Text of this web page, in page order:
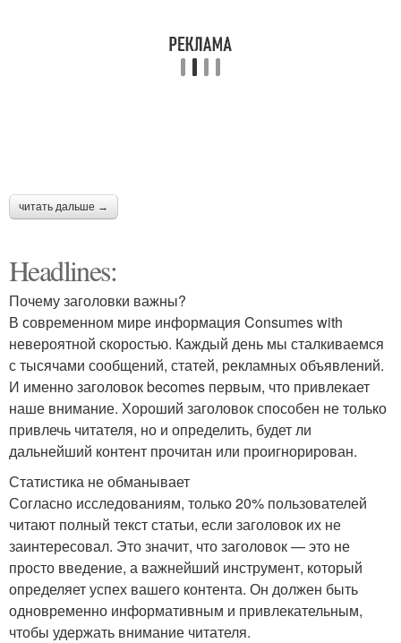
читать дальше →
Headlines:
Почему заголовки важны?
В современном мире информация Consumes with
невероятной скоростью. Каждый день мы сталкиваемся
с тысячами сообщений, статей, рекламных объявлений.
И именно заголовок becomes первым, что привлекает
наше внимание. Хороший заголовок способен не только
привлечь читателя, но и определить, будет ли
дальнейший контент прочитан или проигнорирован.
Статистика не обманывает
Согласно исследованиям, только 20% пользователей
читают полный текст статьи, если заголовок их не
заинтересовал. Это значит, что заголовок — это не
просто введение, а важнейший инструмент, который
определяет успех вашего контента. Он должен быть
одновременно информативным и привлекательным,
чтобы удержать внимание читателя.